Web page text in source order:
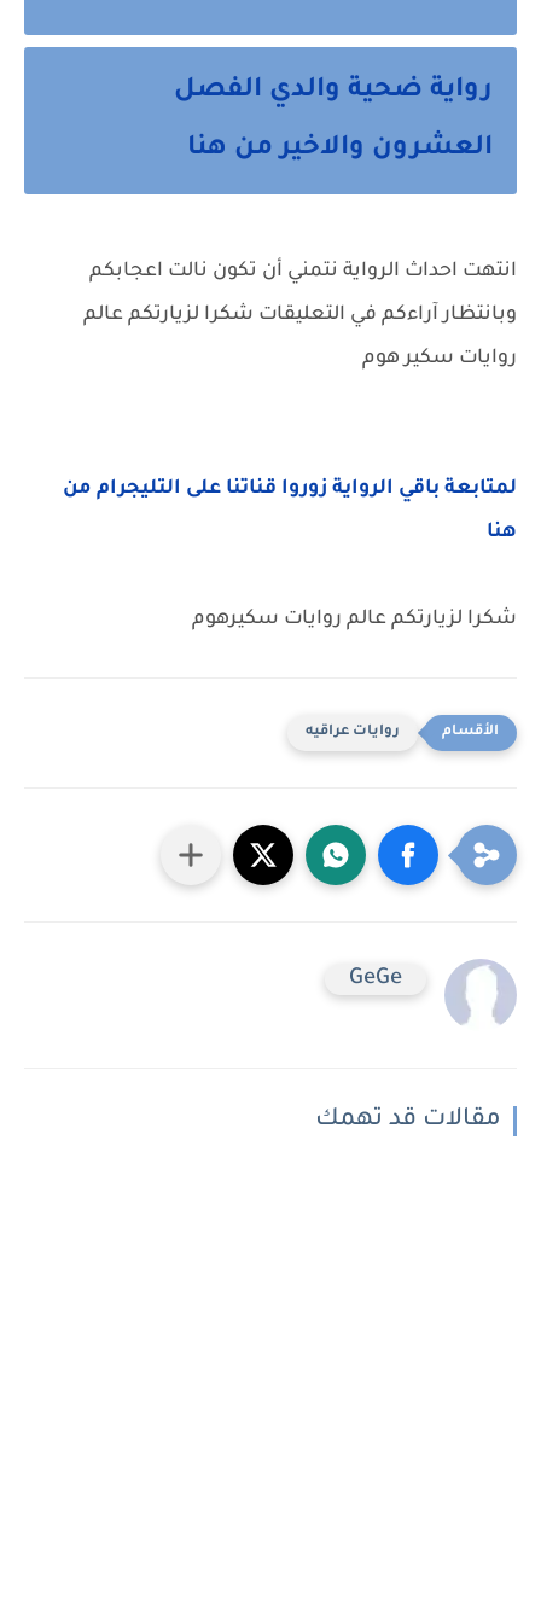
رواية ضحية والدي الفصل
العشرون والاخير من هنا
انتهت احداث الرواية نتمني أن تكون نالت اعجابكم
وبانتظار آراءكم في التعليقات شكرا لزيارتكم عالم
روايات سكير هوم
لمتابعة باقي الرواية زوروا قناتنا على التليجرام من
هنا
شكرا لزيارتكم عالم روايات سكيرهوم
روايات عراقيه
GeGe
مقالات قد تهمك